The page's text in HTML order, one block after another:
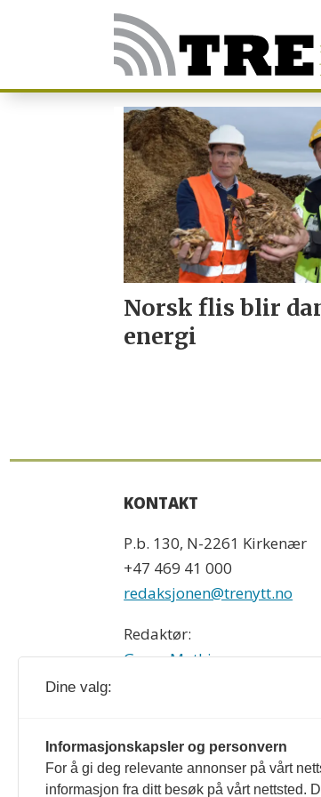
oppvarming
Norsk flis blir
energi
KONTAKT
P.b. 130, N-2261 Kirkenær
+47 469 41 000
redaksjonen@trenytt.no
Redaktør:
Georg Mathisen
Treindustrien og trenytt.no
formulert i Norsk
Dine valg:
Informasjonskapsler og personvern
For å gi deg relevante annonser på vårt
informasjon fra ditt besøk på vårt nettsted.